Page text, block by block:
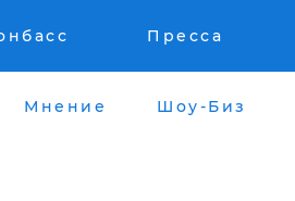
Пресса
Мнение Шоу-Биз